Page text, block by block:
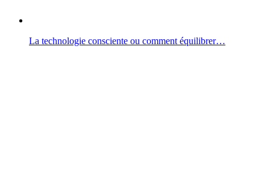
La technologie consciente ou comment équilibrer…